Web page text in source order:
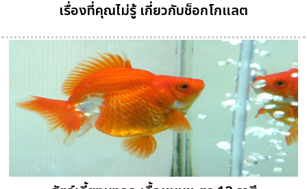
เรื่องที่คุณไม่รู้ เกี่ยวกับช็อกโกแลต